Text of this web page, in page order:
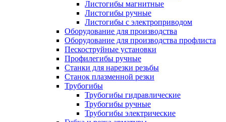
Листогибы магнитные
Листогибы ручные
Листогибы с электроприводом
Оборудование для производства
Оборудование для производства профлиста
Пескоструйные установки
Профилегибы ручные
Станки для нарезки резьбы
Станок плазменной резки
Трубогибы
Трубогибы гидравлические
Трубогибы ручные
Трубогибы электрические